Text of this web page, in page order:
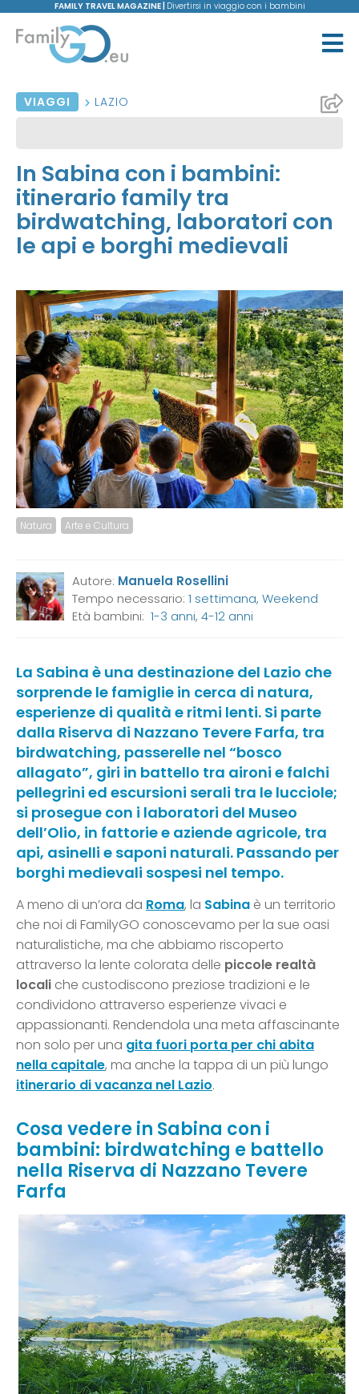
FAMILY TRAVEL MAGAZINE | Divertirsi in viaggio con i bambini
VIAGGI LAZIO
In Sabina con i bambini:
itinerario family tra
birdwatching, laboratori con
le api e borghi medievali
Natura Arte e Cultura
Autore: Manuela Rosellini
Tempo necessario: 1 settimana, Weekend
Età bambini: 1-3 anni, 4-12 anni
La Sabina è una destinazione del Lazio che
sorprende le famiglie in cerca di natura,
esperienze di qualità e ritmi lenti. Si parte
dalla Riserva di Nazzano Tevere Farfa, tra
birdwatching, passerelle nel “bosco
allagato”, giri in battello tra aironi e falchi
pellegrini ed escursioni serali tra le lucciole;
si prosegue con i laboratori del Museo
dell’Olio, in fattorie e aziende agricole, tra
api, asinelli e saponi naturali. Passando per
borghi medievali sospesi nel tempo.
A meno di un’ora da Roma, la Sabina è un territorio
che noi di FamilyGO conoscevamo per la sue oasi
naturalistiche, ma che abbiamo riscoperto
attraverso la lente colorata delle piccole realtà
locali che custodiscono preziose tradizioni e le
condividono attraverso esperienze vivaci e
appassionanti. Rendendola una meta affascinante
non solo per una gita fuori porta per chi abita
nella capitale, ma anche la tappa di un più lungo
itinerario di vacanza nel Lazio.
Cosa vedere in Sabina con i
bambini: birdwatching e battello
nella Riserva di Nazzano Tevere
Farfa